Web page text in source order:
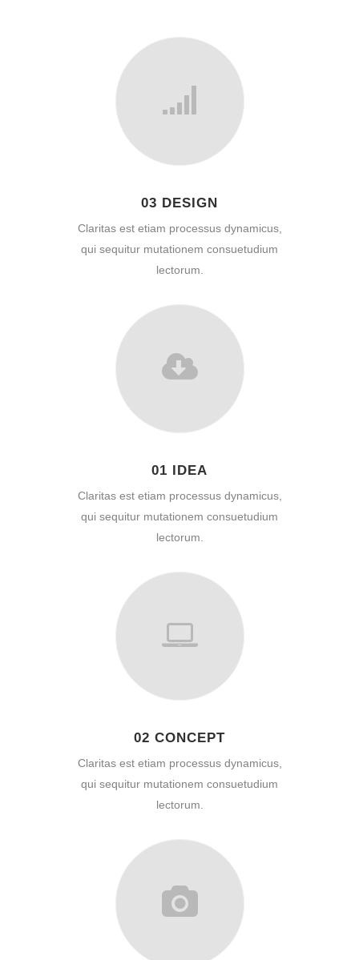
03 DESIGN
Claritas est etiam processus dynamicus,
qui sequitur mutationem consuetudium
lectorum.
01 IDEA
Claritas est etiam processus dynamicus,
qui sequitur mutationem consuetudium
lectorum.
02 CONCEPT
Claritas est etiam processus dynamicus,
qui sequitur mutationem consuetudium
lectorum.